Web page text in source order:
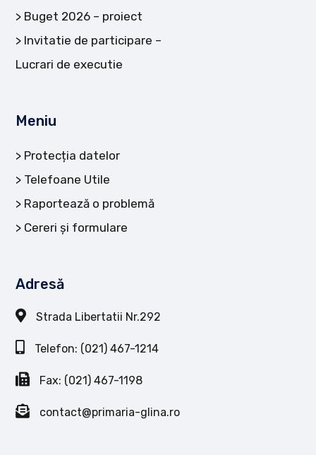
Buget 2026 – proiect
Invitatie de participare –
Lucrari de executie
Meniu
Protecția datelor
Telefoane Utile
Raportează o problemă
Cereri și formulare
Adresă
Strada Libertatii Nr.292
Telefon: (021) 467-1214
Fax: (021) 467-1198
contact@primaria-glina.ro